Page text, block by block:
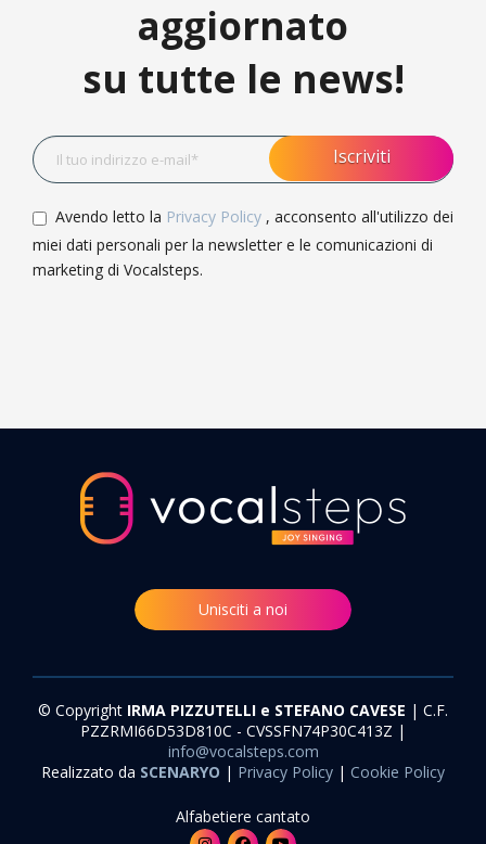
aggiornato
su tutte le news!
Avendo letto la Privacy Policy , acconsento all'utilizzo dei
miei dati personali per la newsletter e le comunicazioni di
marketing di Vocalsteps.
Unisciti a noi
© Copyright IRMA PIZZUTELLI e STEFANO CAVESE | C.F.
PZZRMI66D53D810C - CVSSFN74P30C413Z |
info@vocalsteps.com
Realizzato da SCENARYO | Privacy Policy | Cookie Policy
Alfabetiere cantato